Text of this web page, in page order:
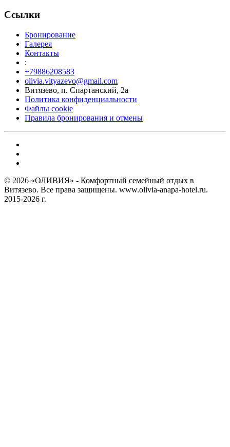
Ссылки
Бронирование
Галерея
Контакты
:
+79886208583
olivia.vityazevo@gmail.com
Витязево, п. Спартанский, 2а
Политика конфиденциальности
Файлы cookie
Правила бронирования и отмены
© 2026 «ОЛИВИЯ» - Комфортный семейный отдых в
Витязево. Все права защищены. www.olivia-anapa-hotel.ru.
2015-2026 г.